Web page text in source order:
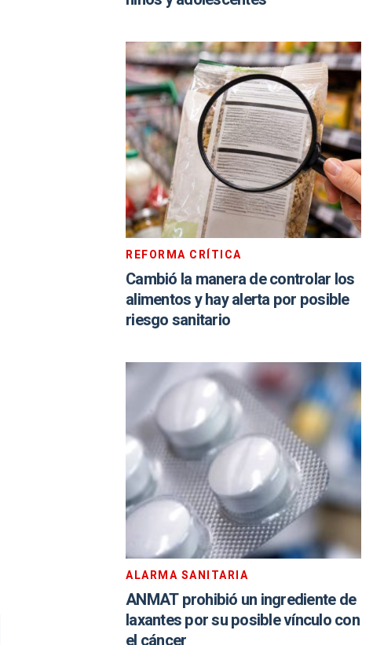
REFORMA CRÍTICA
Cambió la manera de controlar los
alimentos y hay alerta por posible
riesgo sanitario
ALARMA SANITARIA
ANMAT prohibió un ingrediente de
laxantes por su posible vínculo con